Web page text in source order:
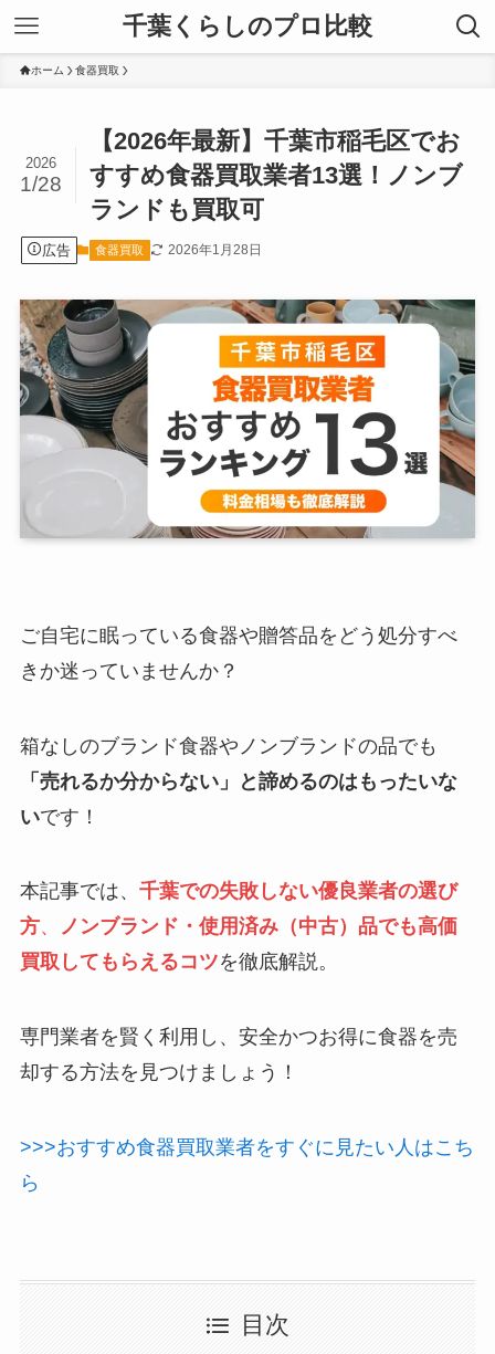
千葉くらしのプロ比較
ホーム 食器買取
【2026年最新】千葉市稲毛区でお
すすめ食器買取業者13選！ノンブ
ランドも買取可
2026
1/28
広告 食器買取 2026年1月28日
ご自宅に眠っている食器や贈答品をどう処分すべ
きか迷っていませんか？
箱なしのブランド食器やノンブランドの品でも
「売れるか分からない」と諦めるのはもったいな
いです！
本記事では、 千葉での失敗しない優良業者の選び
方、
ノンブランド・使用済み（中古）品でも高価
買取してもらえるコツを徹底解説。
専門業者を賢く利用し、安全かつお得に食器を売
却する方法を見つけましょう！
>>>おすすめ食器買取業者をすぐに見たい人はこち
ら
目次